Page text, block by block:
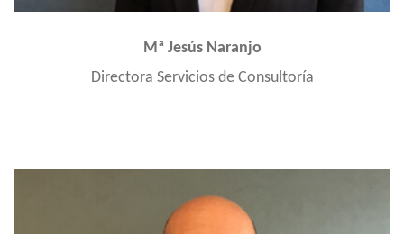
Mª Jesús Naranjo
Directora Servicios de Consultoría